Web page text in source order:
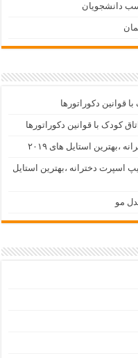
دانشجویان
قوانین دکوراتورها
کودک با قوانین دکوراتورها
استایل های ۲۰۱۹
اسپرت دخترانه ،بهترین استایل
مو